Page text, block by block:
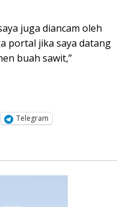
juga diancam oleh
portal jika saya datang
buah sawit,”
Telegram